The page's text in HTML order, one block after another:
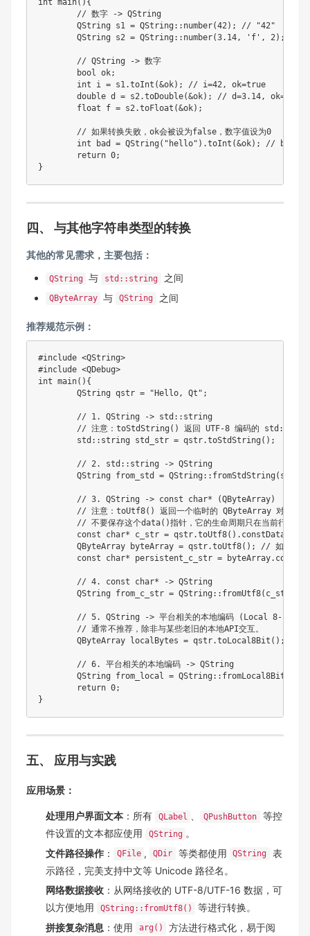
// 数字 -> QString
	QString s1
= QString :: number(42 ) ;
// "42"
	QString s2
= QString :: number(3.14 , 'f' , 2 ) ;
// QString -> 数字
bool
ok;
int i = s1 .toInt (&ok) ;
// i=42, ok=true
double d = s2 .toDouble(&ok) ;
// d=3.14, ok=true
float f = s2 .toFloat (&ok) ;
// 如果转换失败，ok会被设为false，数字值设为0
int bad = QString ( "hello" ) .toInt (&ok) ;
//
return 0;
}
四、 与其他字符串类型的转换
其他的常见需求，主要包括：
QString 与 std::string 之间
QByteArray 与 QString 之间
推荐规范示例：
#include <QString>
#include <QDebug>
int main( ) {
	QString qstr
= "Hello, Qt" ;
// 1. QString -> std::string
// 注意：toStdString() 返回 UTF-8 编码的
	std
:: string std_str = qstr.toStdString ( ) ;
// 2. std::string -> QString
	QString from_std
= QString :: fromStdString (
// 3. QString -> const char* (QByteArray)
// 注意：toUtf8() 返回一个临时的 QByteArray 对象。
// 不要保存这个data()指针，它的生命周期只在当前行！
const
char* c_str = qstr.toUtf8( ) . constData
	QByteArray byteArray
= qstr.toUtf8( ) ;
// 如果需要
const
char* persistent_c_str = byteArray.
// 4. const char* -> QString
	QString from_c_str
= QString :: fromUtf8( c_str
// 5. QString -> 平台相关的本地编码 (Local 8-bit)，
// 通常不推荐，除非与某些老旧的本地API交互。
	QByteArray localBytes
= qstr.toLocal8Bit ( ) ;
// 6. 平台相关的本地编码 -> QString
	QString from_local
= QString :: fromLocal8Bit
return 0;
}
五、 应用与实践
应用场景：
处理用户界面文本 ：所有 QLabel QPushButton
等控
件设置的文本都应使用
QString 。
文件路径操作 ： QFile , QDir 等类都使用 QString
表
示路径，完美支持中文等 Unicode 路径名。
网络数据接收 ：从网络接收的 UTF-8/UTF-16 数据，可
以方便地用
QString::fromUtf8()
等进行转换。
拼接复杂消息 ：使用 arg()
方法进行格式化，易于阅